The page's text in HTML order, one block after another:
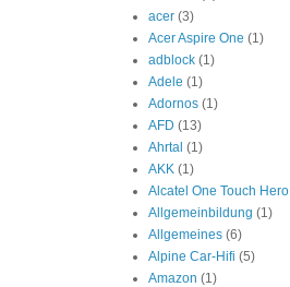
acer (3)
Acer Aspire One (1)
adblock (1)
Adele (1)
Adornos (1)
AFD (13)
Ahrtal (1)
AKK (1)
Alcatel One Touch Hero
Allgemeinbildung (1)
Allgemeines (6)
Alpine Car-Hifi (5)
Amazon (1)